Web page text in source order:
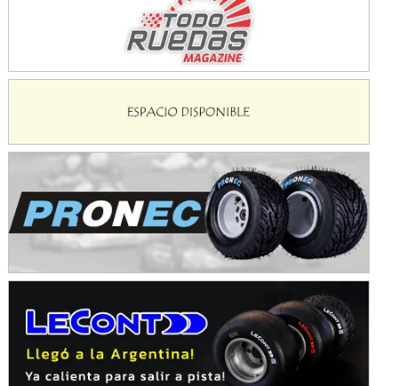
Ciudad de Trenque Lauquen (Asfalto)
Trenque Lauquen (Buenos Aires)
ENTRERRIANO - F6 (POSTERGADA)
Parque de la Velocidad (Asfalto)
VICTORIENSE - F7
El Cerro (Tierra)
Victoria (Entre Ríos)
PATAGONICO - F6
Gral. E. Godoy (Río Negro)
CSK - F7
Juventud Unida (Tierra)
Humboldt (Santa Fe)
NORESTE SANTAFESINO - F6